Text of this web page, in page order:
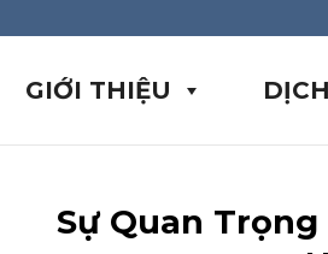
GIỚI THIỆU
Sự Quan